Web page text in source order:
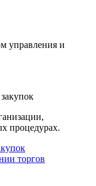
управления и
процедурах.
торгов